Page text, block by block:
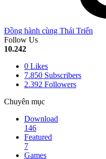
Đồng hành cùng Thái Triển
Follow Us
10.242
0 Likes
7.850 Subscribers
2.392 Followers
Chuyên mục
Download
146
Featured
7
Games